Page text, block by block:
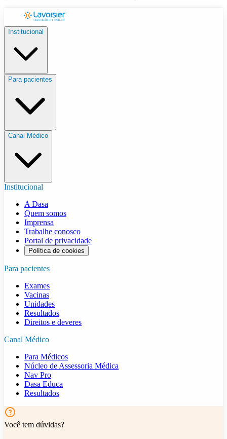
Institucional
Para pacientes
Canal Médico
Institucional
A Dasa
Quem somos
Imprensa
Trabalhe conosco
Portal de privacidade
Política de cookies
Para pacientes
Exames
Vacinas
Unidades
Resultados
Direitos e deveres
Canal Médico
Para Médicos
Núcleo de Assessoria Médica
Nav Pro
Dasa Educa
Resultados
Você tem dúvidas?